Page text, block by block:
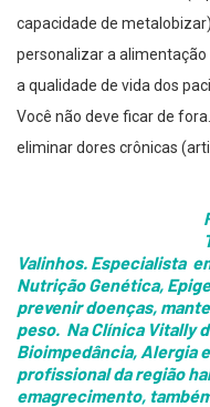
capacidade de
personalizar a
a qualidade de vida dos
Você não deve ficar de
eliminar dores crônicas
Valinhos. Especialista
Nutrição Genética,
prevenir doenças,
peso. NaClínica Vitally
Bioimpedância, Alergia
profissional da região
emagrecimento,